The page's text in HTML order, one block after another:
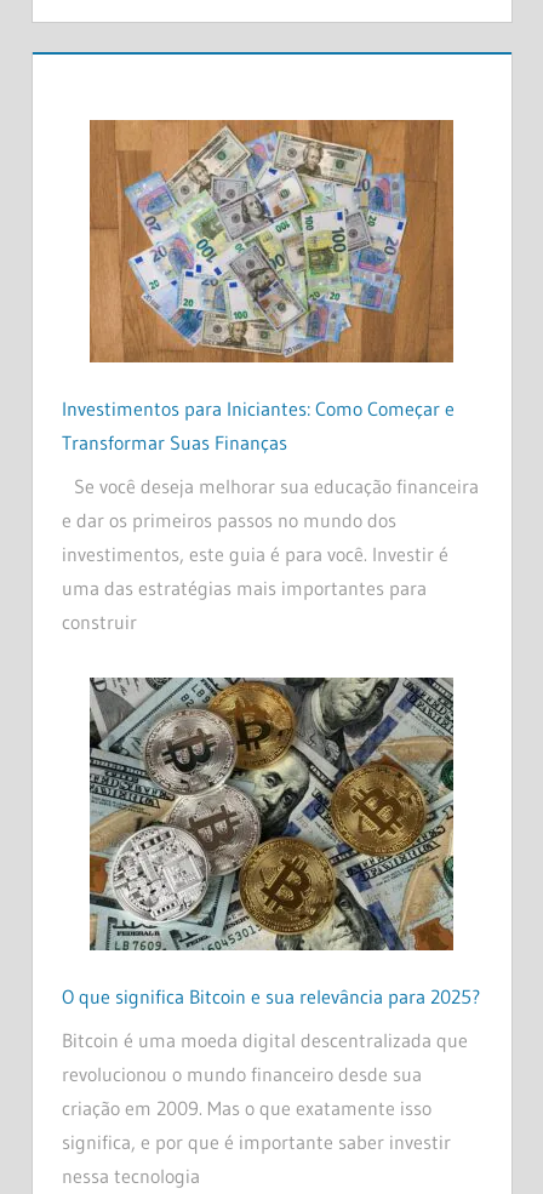
Investimentos para Iniciantes: Como Começar e
Transformar Suas Finanças
Se você deseja melhorar sua educação financeira
e dar os primeiros passos no mundo dos
investimentos, este guia é para você. Investir é
uma das estratégias mais importantes para
construir
O que significa Bitcoin e sua relevância para 2025?
Bitcoin é uma moeda digital descentralizada que
revolucionou o mundo financeiro desde sua
criação em 2009. Mas o que exatamente isso
significa, e por que é importante saber investir
nessa tecnologia